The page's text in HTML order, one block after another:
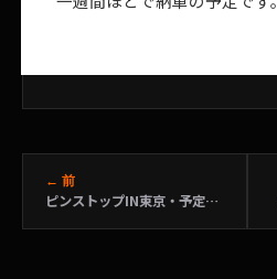
← 前
ピンストップIN東京・予定変更のお知らせ